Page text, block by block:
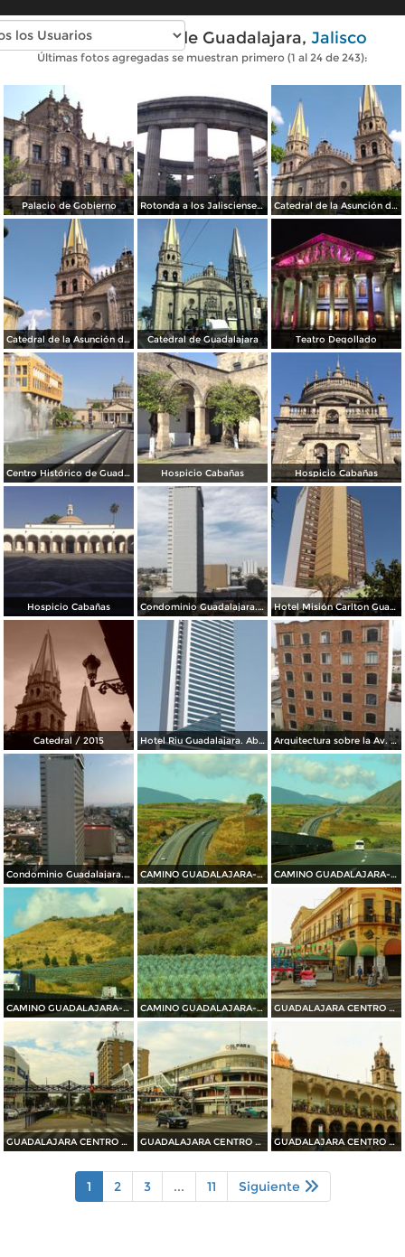
Fotos modernas de Guadalajara, Jalisco
Últimas fotos agregadas se muestran primero (1 al 24 de 243):
Palacio de Gobierno Rotonda a los Jaliscienses Ilustres Catedral de la Asunción de María Santísima
Catedral de la Asunción de María Santísima Catedral de Guadalajara Teatro Degollado
Centro Histórico de Guadalajara Hospicio Cabañas Hospicio Cabañas
Hospicio Cabañas Condominio Guadalajara. Marzo/2016 Hotel Misión Carlton Guadalajara. Marzo/2016
Catedral / 2015 Hotel Riu Guadalajara. Abril/2015 Arquitectura sobre la Av. Juárez. Abril/2015
Condominio Guadalajara. Abril/2015 CAMINO GUADALAJARA---PUERTO VALLARTA 2014 CAMINO GUADALAJARA---PUERTO VALLARTA 2014
CAMINO GUADALAJARA---PUERTO VALLARTA 2014 CAMINO GUADALAJARA---PUERTO VALLARTA 2014 GUADALAJARA CENTRO HISTORICO 2014
GUADALAJARA CENTRO HISTORICO 2014 GUADALAJARA CENTRO HISTORICO 2014 GUADALAJARA CENTRO HISTORICO 2014
1 2 3 ... 11 Siguiente